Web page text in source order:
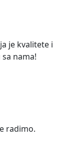
je kvalitete i
nama!
radimo.